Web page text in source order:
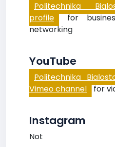
Politechnika
profile for
networking
YouTube
Politechnika
Vimeo channel for
Instagram
Not